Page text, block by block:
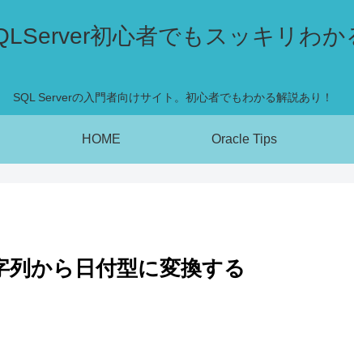
初心者でもスッキリわか
SQL Serverの入門者向けサイト。初心者でもわかる解説あり！
HOME Oracle Tips
列から日付型に変換する